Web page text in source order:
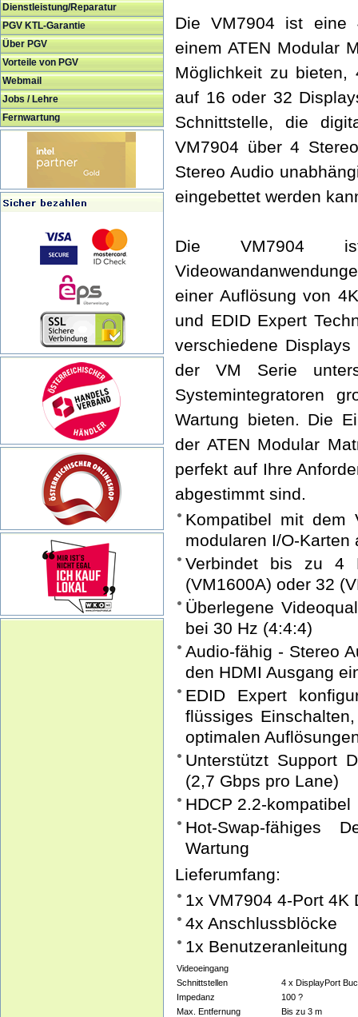
Dienstleistung/Reparatur
PGV KTL-Garantie
Über PGV
Vorteile von PGV
Webmail
Jobs / Lehre
Fernwartung
Die VM7904 ist eine
einem ATEN Modular
Möglichkeit zu bieten,
auf 16 oder 32
Schnittstelle, die
VM7904 über 4
Stereo Audio
eingebettet werden
Die VM7904
einer Auflösung von
und EDID Expert
verschiedene Displays
der VM Serie
Systemintegratoren
Wartung bieten. Die
der ATEN Modular
perfekt auf Ihre
abgestimmt sind.
Kompatibel mit dem
modularen I/O-
Verbindet bis zu 4
(VM1600A) oder 32
Überlegene
bei 30 Hz (4:4:4)
Audio-fähig - Stereo
den HDMI Ausgang
EDID Expert
flüssiges
optimalen
Unterstützt Support
(2,7 Gbps pro Lane)
HDCP 2.2-kompatibel
Hot-Swap-fähiges
Wartung
Lieferumfang:
1x VM7904 4-Port 4K
4x Anschlussblöcke
1x Benutzeranleitung
Videoeingang
Schnittstellen
4 x DisplayPort
Impedanz
100 ?
Max. Entfernung
Bis zu 3 m